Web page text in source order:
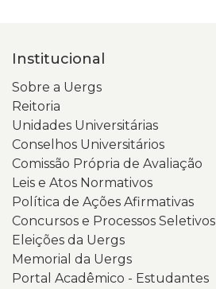
Institucional
Sobre a Uergs
Reitoria
Unidades Universitárias
Conselhos Universitários
Comissão Própria de Avaliação
Leis e Atos Normativos
Política de Ações Afirmativas
Concursos e Processos Seletivos
Eleições da Uergs
Memorial da Uergs
Portal Acadêmico - Estudantes